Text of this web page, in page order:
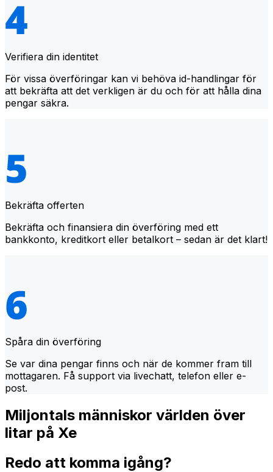
Verifiera din identitet
För vissa överföringar kan vi behöva id-handlingar för
att bekräfta att det verkligen är du och för att hålla dina
pengar säkra.
Bekräfta offerten
Bekräfta och finansiera din överföring med ett
bankkonto, kreditkort eller betalkort – sedan är det klart!
Spåra din överföring
Se var dina pengar finns och när de kommer fram till
mottagaren. Få support via livechatt, telefon eller e-
post.
Miljontals människor världen över
litar på Xe
Redo att komma igång?